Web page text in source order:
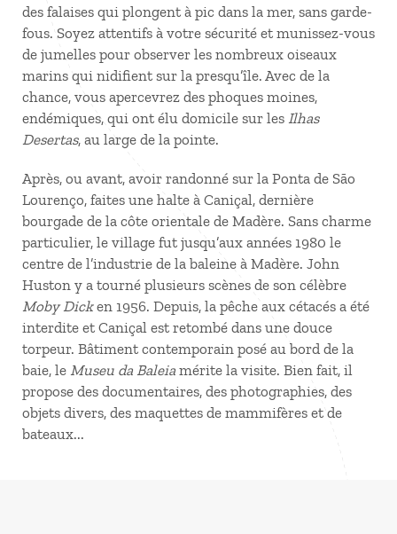
des falaises qui plongent à pic dans la mer, sans garde-
fous. Soyez attentifs à votre sécurité et munissez-vous
de jumelles pour observer les nombreux oiseaux
marins qui nidifient sur la presqu’île. Avec de la
chance, vous apercevrez des phoques moines,
endémiques, qui ont élu domicile sur les Ilhas
Desertas, au large de la pointe.
Après, ou avant, avoir randonné sur la Ponta de São
Lourenço, faites une halte à Caniçal, dernière
bourgade de la côte orientale de Madère. Sans charme
particulier, le village fut jusqu’aux années 1980 le
centre de l’industrie de la baleine à Madère. John
Huston y a tourné plusieurs scènes de son célèbre
Moby Dicken 1956. Depuis, la pêche aux cétacés a été
interdite et Caniçal est retombé dans une douce
torpeur. Bâtiment contemporain posé au bord de la
baie, le Museu da Baleia mérite la visite. Bien fait, il
propose des documentaires, des photographies, des
objets divers, des maquettes de mammifères et de
bateaux...